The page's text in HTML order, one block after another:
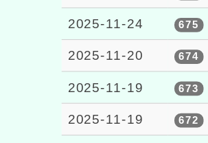
2025-11-24 675
2025-11-20 674
2025-11-19 673
2025-11-19 672